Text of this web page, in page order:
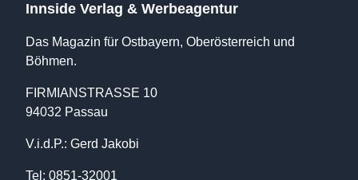
Innside Verlag & Werbeagentur
Das Magazin für Ostbayern, Oberösterreich und
Böhmen.
FIRMIANSTRASSE 10
94032 Passau
V.i.d.P.: Gerd Jakobi
Tel: 0851-32001